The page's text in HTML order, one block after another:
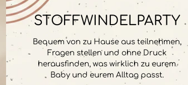
STOFFWINDELPARTY
Bequem von zu Hause aus teilnehmen,
Fragen stellen und ohne Druck
herausfinden, was wirklich zu eurem
Baby und eurem Alltag passt.